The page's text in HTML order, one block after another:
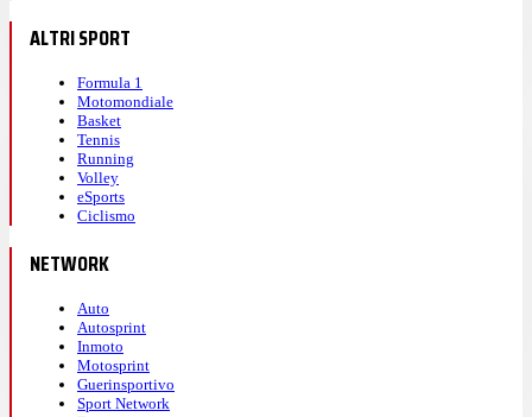
ALTRI SPORT
Formula 1
Motomondiale
Basket
Tennis
Running
Volley
eSports
Ciclismo
NETWORK
Auto
Autosprint
Inmoto
Motosprint
Guerinsportivo
Sport Network